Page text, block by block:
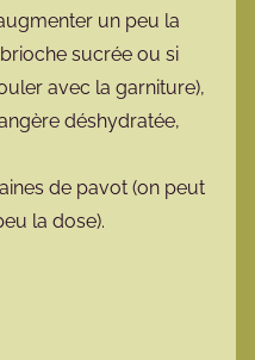
un peu la
sucrée ou si
avec la garniture),
déshydratée,
de pavot (on peut
la dose).